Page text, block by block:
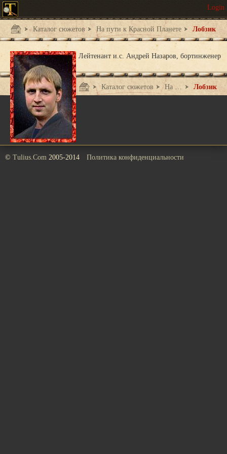
Каталог сюжетов На пути к Красной Планете Лобзик
Лейтенант и.с. Андрей Назаров, бортинженер
Каталог сюжетов На пути к Красной Планете Лобзик
© Tulius.Com 2005-2014 Политика конфиденциальности